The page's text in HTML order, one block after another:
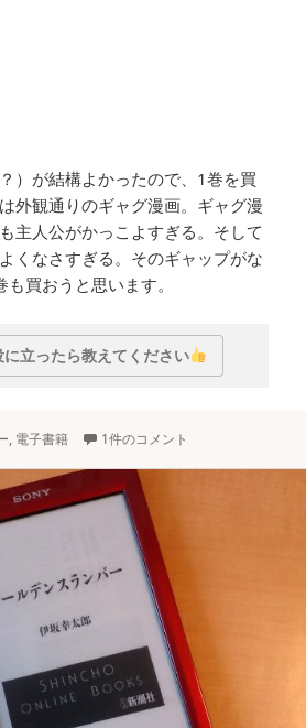
）が結構よかったので、1巻を買
外観通りのギャグ漫画。ギャグ漫
主人公がかっこよすぎる。そして
くなさすぎる。そのギャップがな
買おうと思います。
立ったら教えてください
, 電子書籍 1件のコメント